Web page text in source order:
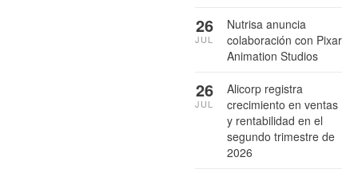
Nutrisa anuncia
colaboración con Pixar
Animation Studios
26
JUL
Alicorp registra
crecimiento en ventas
y rentabilidad en el
segundo trimestre de
2026
26
JUL